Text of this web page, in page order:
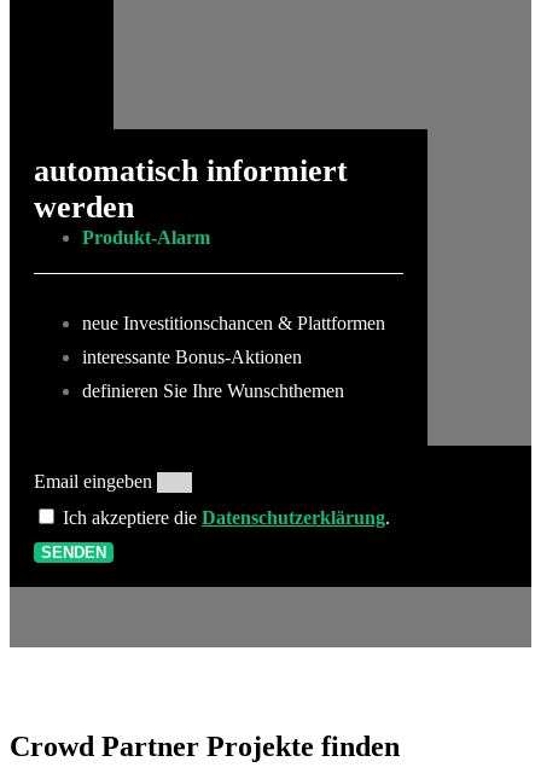
automatisch informiert
werden
Produkt-Alarm
neue Investitionschancen & Plattformen
interessante Bonus-Aktionen
definieren Sie Ihre Wunschthemen
Email eingeben
Ich akzeptiere die Datenschutzerklärung.
SENDEN
Crowd Partner Projekte finden